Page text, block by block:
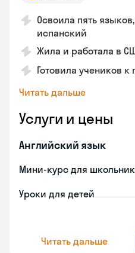
Освоила пять
испанский
Жила и работала в
Готовила учеников
Читать дальше
Услуги и цены
Английский язык
Мини-курс для
Уроки для детей
Читать дальше